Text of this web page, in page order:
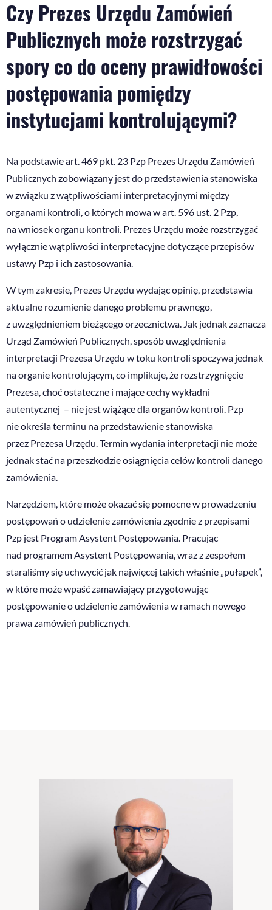
Czy Prezes Urzędu Zamówień
Publicznych może rozstrzygać
spory co do oceny prawidłowości
postępowania pomiędzy
instytucjami kontrolującymi?
Na podstawie art. 469 pkt. 23 Pzp Prezes Urzędu Zamówień
Publicznych zobowiązany jest do przedstawienia stanowiska
w związku z wątpliwościami interpretacyjnymi między
organami kontroli, o których mowa w art. 596 ust. 2 Pzp,
na wniosek organu kontroli. Prezes Urzędu może rozstrzygać
wyłącznie wątpliwości interpretacyjne dotyczące przepisów
ustawy Pzp i ich zastosowania.
W tym zakresie, Prezes Urzędu wydając opinię, przedstawia
aktualne rozumienie danego problemu prawnego,
z uwzględnieniem bieżącego orzecznictwa. Jak jednak zaznacza
Urząd Zamówień Publicznych, sposób uwzględnienia
interpretacji Prezesa Urzędu w toku kontroli spoczywa jednak
na organie kontrolującym, co implikuje, że rozstrzygnięcie
Prezesa, choć ostateczne i mające cechy wykładni
autentycznej – nie jest wiążące dla organów kontroli. Pzp
nie określa terminu na przedstawienie stanowiska
przez Prezesa Urzędu. Termin wydania interpretacji nie może
jednak stać na przeszkodzie osiągnięcia celów kontroli danego
zamówienia.
Narzędziem, które może okazać się pomocne w prowadzeniu
postępowań o udzielenie zamówienia zgodnie z przepisami
Pzp jest Program Asystent Postępowania. Pracując
nad programem Asystent Postępowania, wraz z zespołem
staraliśmy się uchwycić jak najwięcej takich właśnie „pułapek”,
w które może wpaść zamawiający przygotowując
postępowanie o udzielenie zamówienia w ramach nowego
prawa zamówień publicznych.